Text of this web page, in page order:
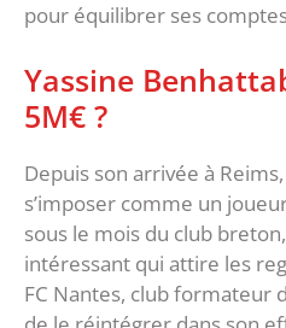
pour équilibrer ses
Yassine
5M€ ?
Depuis son arrivée à
s’imposer comme un
sous le mois du club
intéressant qui attire les
FC Nantes, club formateur